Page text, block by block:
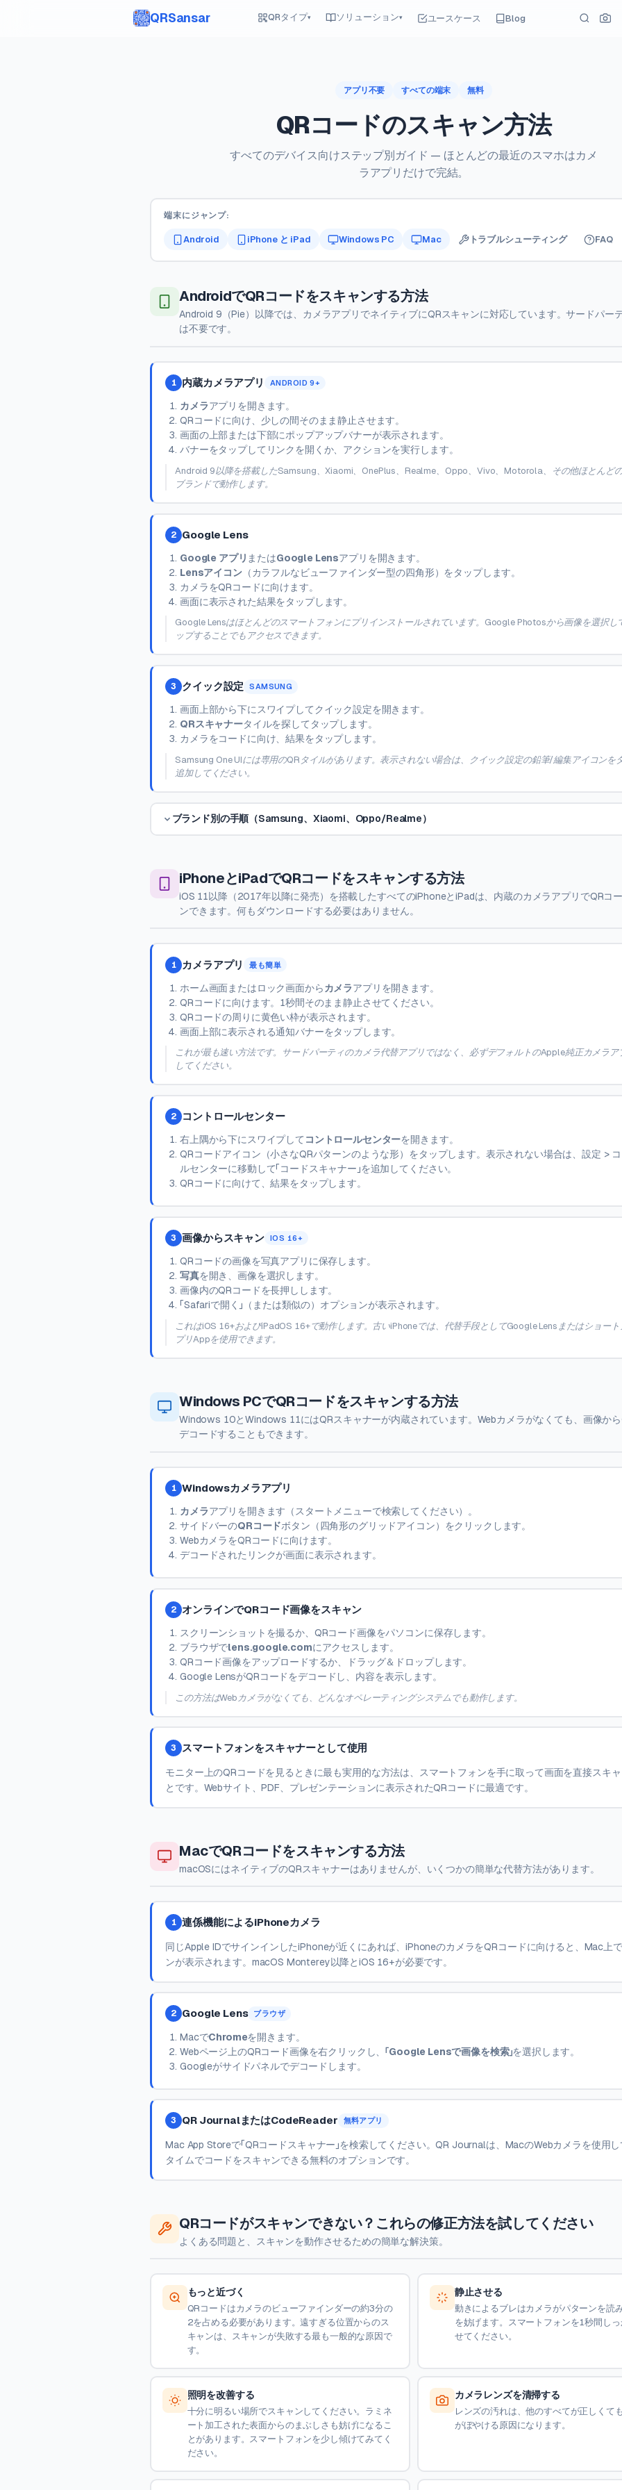
QRSansar QRタイプ▾ ソリューション▾ ユースケース Blog
アプリ不要 すべての端末 無料
QRコードのスキャン方法
すべてのデバイス向けステップ別ガイド — ほとんどの最近のスマホはカメ
ラアプリだけで完結。
端末にジャンプ:
Android iPhone と iPad Windows PC Mac トラブルシューティング FAQ
AndroidでQRコードをスキャンする方法
Android 9（Pie）以降では、カメラアプリでネイティブにQRスキャンに対応しています。サードパー
は不要です。
1 内蔵カメラアプリ ANDROID 9+
カメラアプリを開きます。
QRコードに向け、少しの間そのまま静止させます。
画面の上部または下部にポップアップバナーが表示されます。
バナーをタップしてリンクを開くか、アクションを実行します。
Android 9以降を搭載したSamsung、Xiaomi、OnePlus、Realme、Oppo、Vivo、Motorola、その他ほとんど
ブランドで動作します。
2 Google Lens
Google アプリ またはGoogle Lensアプリを開きます。
Lensアイコン（カラフルなビューファインダー型の四角形）をタップします。
カメラをQRコードに向けます。
画面に表示された結果をタップします。
Google Lensはほとんどのスマートフォンにプリインストールされています。Google Photosから画像を選択し
ップすることでもアクセスできます。
3 クイック設定 SAMSUNG
画面上部から下にスワイプしてクイック設定を開きます。
QRスキャナータイルを探してタップします。
カメラをコードに向け、結果をタップします。
Samsung One UIには専用のQRタイルがあります。表示されない場合は、クイック設定の鉛筆/編集アイコンを
追加してください。
ブランド別の手順（Samsung、Xiaomi、Oppo/Realme）
iPhoneとiPadでQRコードをスキャンする方法
iOS 11以降（2017年以降に発売）を搭載したすべてのiPhoneとiPadは、内蔵のカメラアプリでQRコ
ンできます。何もダウンロードする必要はありません。
1 カメラアプリ 最も簡単
ホーム画面またはロック画面からカメラアプリを開きます。
QRコードに向けます。1秒間そのまま静止させてください。
QRコードの周りに黄色い枠が表示されます。
画面上部に表示される通知バナーをタップします。
これが最も速い方法です。サードパーティのカメラ代替アプリではなく、必ずデフォルトのApple純正カメラア
してください。
2 コントロールセンター
右上隅から下にスワイプして コントロールセンターを開きます。
QRコードアイコン（小さなQRパターンのような形）をタップします。表示されない場合は、設定 >
ルセンターに移動して「コードスキャナー」を追加してください。
QRコードに向けて、結果をタップします。
3 画像からスキャン IOS 16+
QRコードの画像を写真アプリに保存します。
写真を開き、画像を選択します。
画像内のQRコードを長押しします。
「Safariで開く」（または類似の）オプションが表示されます。
これはiOS 16+およびiPadOS 16+で動作します。古いiPhoneでは、代替手段としてGoogle Lensまたはショー
プリAppを使用できます。
Windows PCでQRコードをスキャンする方法
Windows 10とWindows 11にはQRスキャナーが内蔵されています。Webカメラがなくても、画像か
デコードすることもできます。
1 Windowsカメラアプリ
カメラアプリを開きます（スタートメニューで検索してください）。
サイドバーのQRコードボタン（四角形のグリッドアイコン）をクリックします。
WebカメラをQRコードに向けます。
デコードされたリンクが画面に表示されます。
2 オンラインでQRコード画像をスキャン
スクリーンショットを撮るか、QRコード画像をパソコンに保存します。
ブラウザでlens.google.comにアクセスします。
QRコード画像をアップロードするか、ドラッグ＆ドロップします。
Google LensがQRコードをデコードし、内容を表示します。
この方法はWebカメラがなくても、どんなオペレーティングシステムでも動作します。
3 スマートフォンをスキャナーとして使用
モニター上のQRコードを見るときに最も実用的な方法は、スマートフォンを手に取って画面を直接スキ
とです。Webサイト、PDF、プレゼンテーションに表示されたQRコードに最適です。
MacでQRコードをスキャンする方法
macOSにはネイティブのQRスキャナーはありませんが、いくつかの簡単な代替方法があります。
1 連係機能によるiPhoneカメラ
同じApple IDでサインインしたiPhoneが近くにあれば、iPhoneのカメラをQRコードに向けると、Mac上
ンが表示されます。macOS Monterey以降とiOS 16+が必要です。
2 Google Lens ブラウザ
MacでChromeを開きます。
Webページ上のQRコード画像を右クリックし、「Google Lensで画像を検索」を選択します。
Googleがサイドパネルでデコードします。
3 QR JournalまたはCodeReader 無料アプリ
Mac App Storeで「QRコードスキャナー」を検索してください。QR Journalは、MacのWebカメラを使用
タイムでコードをスキャンできる無料のオプションです。
QRコードがスキャンできない？これらの修正方法を試してください
よくある問題と、スキャンを動作させるための簡単な解決策。
もっと近づく
QRコードはカメラのビューファインダーの約3分の
2を占める必要があります。遠すぎる位置からのス
キャンは、スキャンが失敗する最も一般的な原因で
す。
静止させる
動きによるブレはカメラがパターンを読
を妨げます。スマートフォンを1秒間し
せてください。
照明を改善する
十分に明るい場所でスキャンしてください。ラミネ
ート加工された表面からのまぶしさも妨げになるこ
とがあります。スマートフォンを少し傾けてみてく
ださい。
カメラレンズを清掃する
レンズの汚れは、他のすべてが正しくて
がぼやける原因になります。